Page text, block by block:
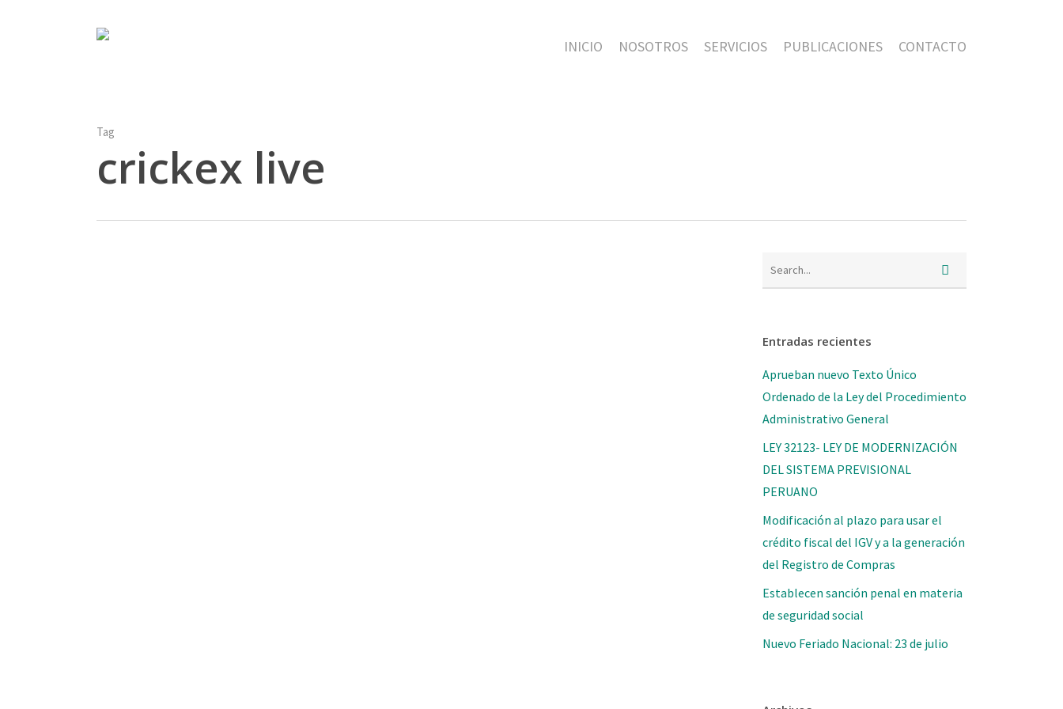
INICIO NOSOTROS SERVICIOS PUBLICACIONES CONTACTO
Tag
crickex live
Entradas recientes
Aprueban nuevo Texto Único
Ordenado de la Ley del Procedimiento
Administrativo General
LEY 32123- LEY DE MODERNIZACIÓN
DEL SISTEMA PREVISIONAL
PERUANO
Modificación al plazo para usar el
crédito fiscal del IGV y a la generación
del Registro de Compras
Establecen sanción penal en materia
de seguridad social
Nuevo Feriado Nacional: 23 de julio